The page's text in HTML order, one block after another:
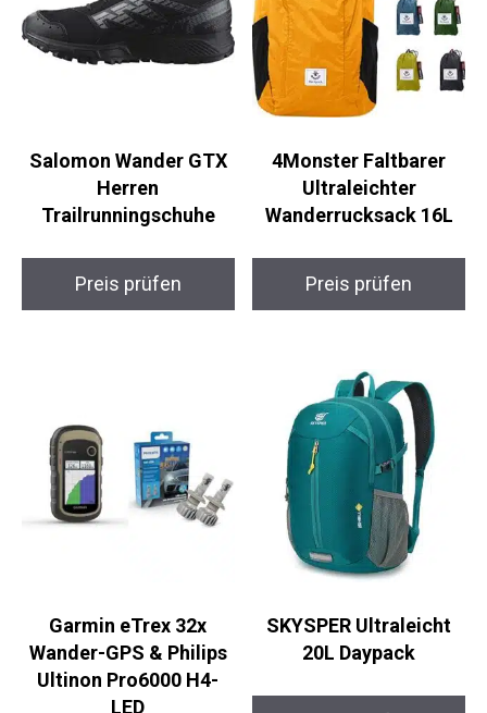
Salomon Wander GTX
Herren
4Monster Faltbarer
Ultraleichter
Preis prüfen